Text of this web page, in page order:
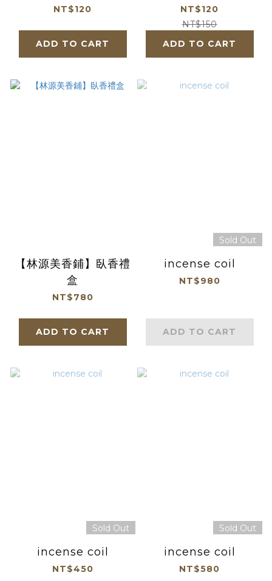
NT$120
ADD TO CART
NT$120
NT$150
ADD TO CART
【林源美香鋪】臥香禮
盒
NT$780
ADD TO CART
Sold Out
incense coil
NT$980
ADD TO CART
Sold Out
incense coil
NT$450
Sold Out
incense coil
NT$580